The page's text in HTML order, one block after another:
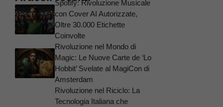
Spotify: Rivoluzione Musicale
con Cover AI Autorizzate,
Oltre 30.000 Etichette
Coinvolte
Rivoluzione nel Mondo di
Magic: Le Nuove Carte de ‘Lo
Hobbit’ Svelate al MagiCon di
Amsterdam
Rivoluzione nel Riciclo: La
Tecnologia Italiana che